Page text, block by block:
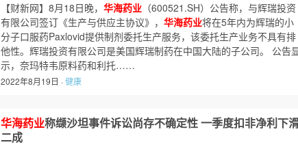
【财新网】8月18日晚， 华海药业 （600521.SH）公告称，与辉瑞投资
有限公司签订《生产与供应主协议》， 华海药业将在5年内为辉瑞的小
分子口服药Paxlovid提供制剂委托生产服务，该委托生产业务不具有排
他性。辉瑞投资有限公司是美国辉瑞制药在中国大陆的子公司。 公告
示，奈玛特韦原料药和利托……
2022年8月19日 ·健康
华海药业称缬沙坦事件诉讼尚存不确定性 一季度扣非净利下
二成